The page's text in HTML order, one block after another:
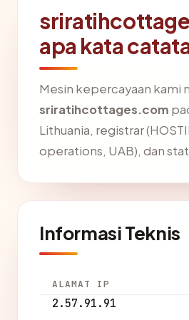
apa kata
Mesin kepercayaan kami
sriratihcottages.com
Lithuania, registrar
operations, UAB), dan
Informasi Teknis
ALAMAT IP
2.57.91.91